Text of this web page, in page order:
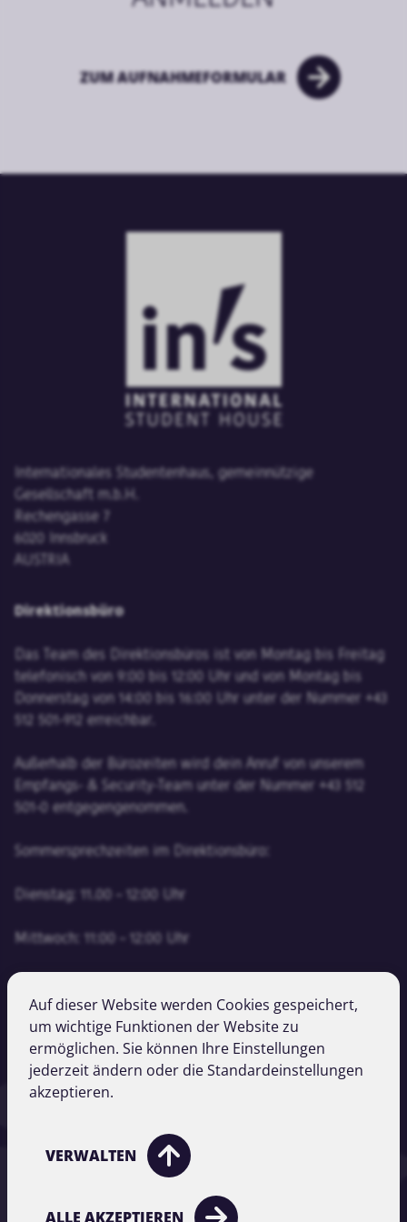
ZUM AUFNAHMEFORMULAR
Auf dieser Website werden Cookies gespeichert,
um wichtige Funktionen der Website zu
ermöglichen. Sie können Ihre Einstellungen
jederzeit ändern oder die Standardeinstellungen
akzeptieren.
VERWALTEN
ALLE AKZEPTIEREN
Internationales Studentenhaus, gemeinnützige
Gesellschaft m.b.H.
Rechengasse 7
6020 Innsbruck
AUSTRIA
Direktionsbüro
Das Team des Direktionsbüros ist von Montag bis Freitag
telefonisch von 9:00 bis 12:00 Uhr und von Montag bis
Donnerstag von 14:00 bis 16:00 Uhr unter der Nummer +43
512 501-912 erreichbar.
Außerhalb der Bürozeiten wird dein Anruf von unserem
Empfangs- & Security-Team unter der Nummer +43 512
501-0 entgegengenommen.
Sommersprechzeiten im Direktionsbüro:
Dienstag: 11.00 – 12:00 Uhr
Mittwoch: 11:00 – 12:00 Uhr
Fax:+43 512 501-905
Email:office@studentenhaus.at
Datenschutz